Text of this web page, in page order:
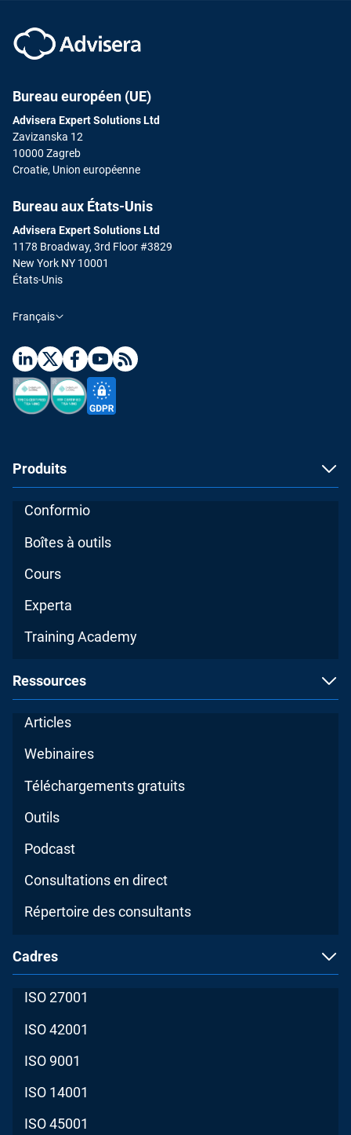
Bureau européen (UE)
Advisera Expert Solutions Ltd
Zavizanska 12
10000 Zagreb
Croatie, Union européenne
Bureau aux États-Unis
Advisera Expert Solutions Ltd
1178 Broadway, 3rd Floor #3829
New York NY 10001
États-Unis
Français
Produits
Conformio
Boîtes à outils
Cours
Experta
Training Academy
Ressources
Articles
Webinaires
Téléchargements gratuits
Outils
Podcast
Consultations en direct
Répertoire des consultants
Cadres
ISO 27001
ISO 42001
ISO 9001
ISO 14001
ISO 45001